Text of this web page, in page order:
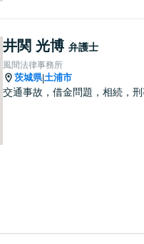
井関 光博 弁護士
風間法律事務所
茨城県|土浦市
交通事故，借金問題，相続，